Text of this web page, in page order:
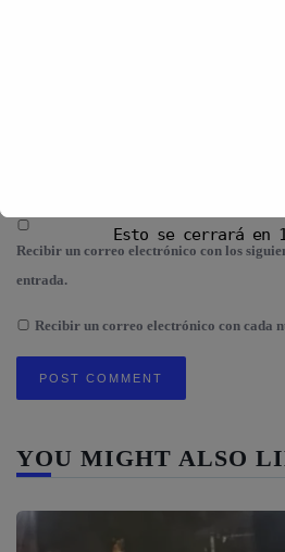
Recibir un correo electrónico con los
entrada.
Recibir un correo electrónico con cada
YOU MIGHT ALSO
Esto se cerrará en